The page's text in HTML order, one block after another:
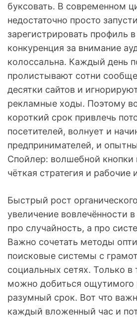
буксовать. В современном
недостаточно просто
зарегистрировать профиль
конкуренция за внимание
колоссальна. Каждый день
пролистывают сотни
десятки сайтов и
рекламные ходы. Поэтому
короткий срок привлечь
посетителей, волнует и
предпринимателей, и
Спойлер: волшебной кнопки
чёткая стратегия и рабочие
Быстрый рост
увеличение вовлечённости
про случайность, а про
Важно сочетать методы
поисковые системы с
социальных сетях. Только в
можно добиться ощутимого
разумный срок. Вот что
каждый вложенный час и